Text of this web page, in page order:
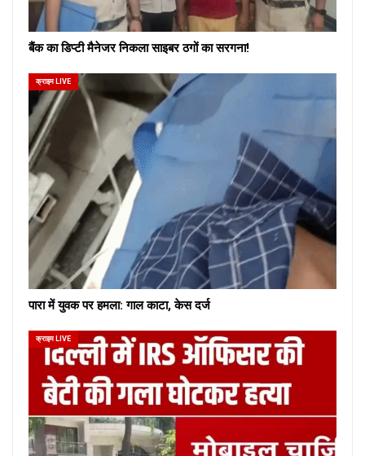
बैंक का डिप्टी मैनेजर निकला साइबर ठगों का सरगना!
क्राइम LIVE
पारा में युवक पर हमला: गाल काटा, केस दर्ज
क्राइम LIVE